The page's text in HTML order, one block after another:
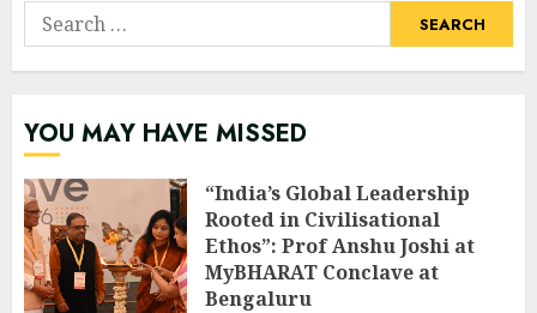
Search
for:
YOU MAY HAVE MISSED
“India’s Global Leadership
Rooted in Civilisational
Ethos”: Prof Anshu Joshi at
MyBHARAT Conclave at
Bengaluru